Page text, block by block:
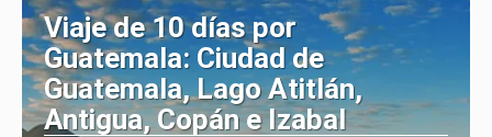
Viaje de 10 días por
Guatemala: Ciudad de
Guatemala, Lago Atitlán,
Antigua, Copán e Izabal